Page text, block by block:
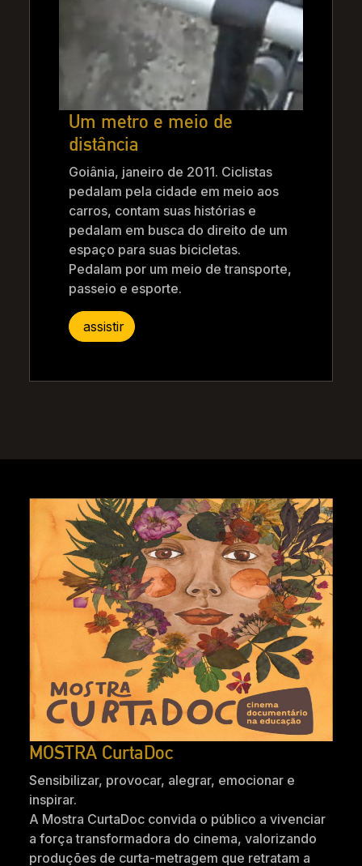
Um metro e meio de
distância
Goiânia, janeiro de 2011. Ciclistas
pedalam pela cidade em meio aos
carros, contam suas histórias e
pedalam em busca do direito de um
espaço para suas bicicletas.
Pedalam por um meio de transporte,
passeio e esporte.
assistir
MOSTRA CurtaDoc
Sensibilizar, provocar, alegrar, emocionar e
inspirar.
A Mostra CurtaDoc convida o público a vivenciar
a força transformadora do cinema, valorizando
produções de curta-metragem que retratam a